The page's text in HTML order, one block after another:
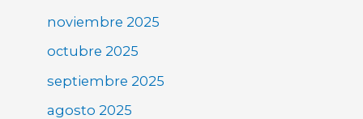
noviembre 2025
octubre 2025
septiembre 2025
agosto 2025